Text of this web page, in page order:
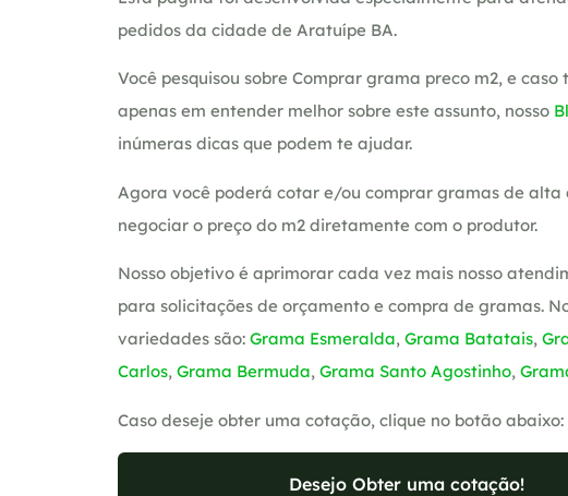
pedidos da cidade de Aratuípe BA.
Você pesquisou sobre Comprar grama preco m2, e caso
apenas em entender melhor sobre este assunto, nosso
inúmeras dicas que podem te ajudar.
Agora você poderá cotar e/ou comprar gramas de alta
negociar o preço do m2 diretamente com o produtor.
Nosso objetivo é aprimorar cada vez mais nosso
para solicitações de orçamento e compra de gramas.
variedades são: Grama Esmeralda, Grama Batatais,
Carlos, Grama Bermuda, Grama Santo Agostinho,
Caso deseje obter uma cotação, clique no botão abaixo:
Desejo Obter uma cotação!